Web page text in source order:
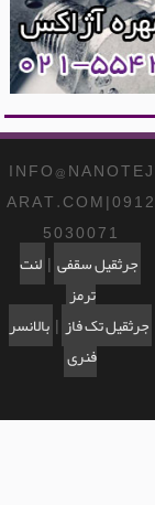
I N F O @ N A N O T E J
A R A T . C O M | 0 9 1 2
5 0 3 0 0 7 1
جرثقیل سقفی | لنت
ترمز
جرثقیل تک فاز | بالانسر
فنری